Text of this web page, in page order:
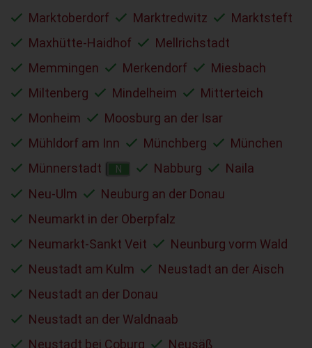
Marktoberdorf
Marktredwitz
Marktsteft
Maxhütte-Haidhof
Mellrichstadt
Memmingen
Merkendorf
Miesbach
Miltenberg
Mindelheim
Mitterteich
Monheim
Moosburg an der Isar
Mühldorf am Inn
Münchberg
München
Münnerstadt
N Nabburg
Naila
Neu-Ulm
Neuburg an der Donau
Neumarkt in der Oberpfalz
Neumarkt-Sankt Veit
Neunburg vorm Wald
Neustadt am Kulm
Neustadt an der Aisch
Neustadt an der Donau
Neustadt an der Waldnaab
Neustadt bei Coburg
Neusäß